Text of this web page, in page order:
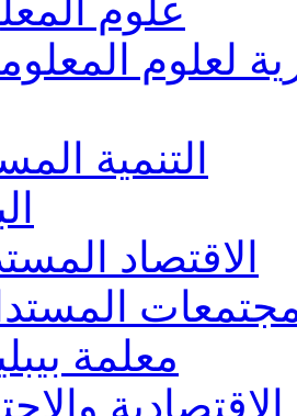
علوم
لعلوم
التنمية
الاقتصاد
معلمة
الإقتصادية